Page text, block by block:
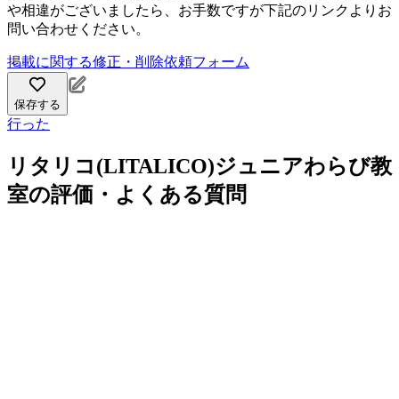
や相違がございましたら、お手数ですが下記のリンクよりお
問い合わせください。
掲載に関する修正・削除依頼フォーム
保存する
行った
リタリコ(LITALICO)ジュニアわらび教
室の評価・よくある質問